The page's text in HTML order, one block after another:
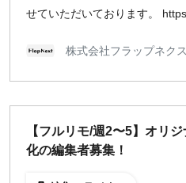
せていただいております。
株式会社フラップネク
【フルリモ/週2〜5】オリ
化の編集者募集！